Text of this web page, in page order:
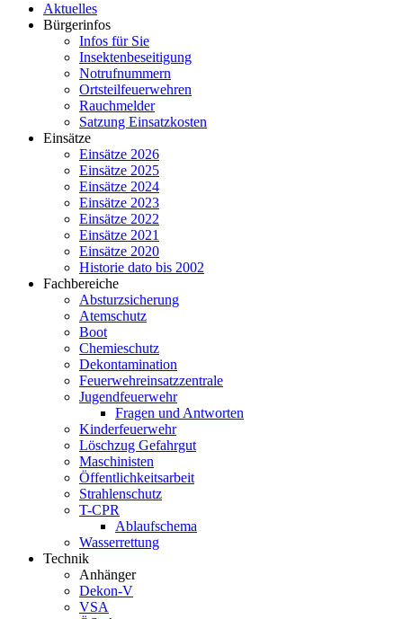
Aktuelles
Bürgerinfos
Infos für Sie
Insektenbeseitigung
Notrufnummern
Ortsteilfeuerwehren
Rauchmelder
Satzung Einsatzkosten
Einsätze
Einsätze 2026
Einsätze 2025
Einsätze 2024
Einsätze 2023
Einsätze 2022
Einsätze 2021
Einsätze 2020
Historie dato bis 2002
Fachbereiche
Absturzsicherung
Atemschutz
Boot
Chemieschutz
Dekontamination
Feuerwehreinsatzzentrale
Jugendfeuerwehr
Fragen und Antworten
Kinderfeuerwehr
Löschzug Gefahrgut
Maschinisten
Öffentlichkeitsarbeit
Strahlenschutz
T-CPR
Ablaufschema
Wasserrettung
Technik
Anhänger
Dekon-V
VSA